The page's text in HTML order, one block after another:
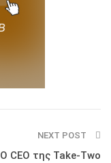
NEXT POST
Ο CEO της Take-Two